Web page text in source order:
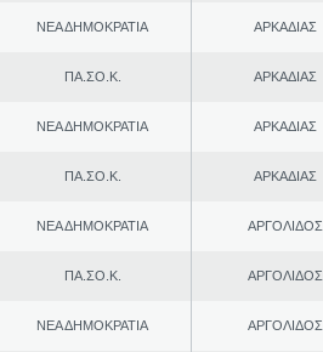
ΝΕΑ ΔΗΜΟΚΡΑΤΙΑ ΑΡΚΑΔΙΑΣ
ΠΑ.ΣΟ.Κ. ΑΡΚΑΔΙΑΣ
ΝΕΑ ΔΗΜΟΚΡΑΤΙΑ ΑΡΚΑΔΙΑΣ
ΠΑ.ΣΟ.Κ. ΑΡΚΑΔΙΑΣ
ΝΕΑ ΔΗΜΟΚΡΑΤΙΑ ΑΡΓΟΛΙΔΟΣ
ΠΑ.ΣΟ.Κ. ΑΡΓΟΛΙΔΟΣ
ΝΕΑ ΔΗΜΟΚΡΑΤΙΑ ΑΡΓΟΛΙΔΟΣ